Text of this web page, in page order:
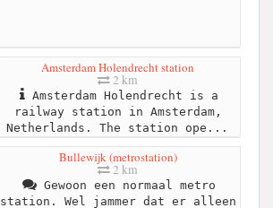
Amsterdam Holendrecht station
2 km
Amsterdam Holendrecht is a
railway station in Amsterdam,
Netherlands. The station ope...
Bullewijk (metrostation)
2 km
Gewoon een normaal metro
station. Wel jammer dat er alleen